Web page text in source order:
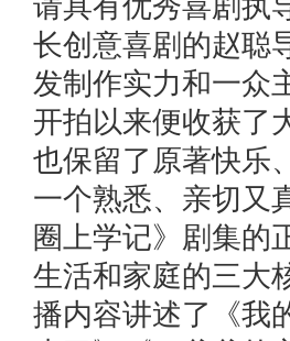
长创意喜剧的赵聪
发制作实力和一众
开拍以来便收获了
也保留了原著快乐
一个熟悉、亲切
圈上学记》剧集的
生活和家庭的三大
播内容讲述了《我